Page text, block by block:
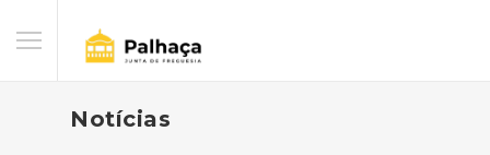
Notícias